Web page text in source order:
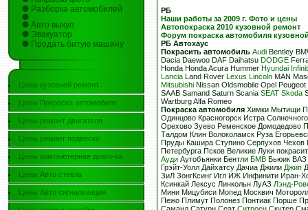
Разборка автомобилей
Авто выкуп
Эвакуатор
Продать битую машину
Цены кузовной ремонт
Цены Покраска автомобиля
Цены ремонт двигателя
Цены ремонт подвески
Цены компьютерная диагн-ка
Цены Авто стекла
Цены Авто сигнализации
РБ
Наши работы за 2009 г. Фото и цены
Автопокраска 2010 кузовной ремонт
Форум покраска автомобиля
РБ Автохаус
Покрасить автомобиль Audi Bentley
Dacia Daewoo DAF Daihatsu DODGE
Honda Honda Acura Hummer Hyundai
Lancia Land Rover Lexus Lincoln MAN
Mitsubishi Nissan Oldsmobile Opel
SAAB Samand Saturn Scania SEAT Skoda
Wartburg Alfa Romeo
Покраска автомобиля Химки Мытищи
Одинцово Красногорск Истра
Орехово Зуево Ременское Домодедово
Талдом Клин Волоколамск Руза
Пруды Кашира Ступино Серпухов
Петербурга Псков Великие Луки
Ауди Аутобъянки Бентли БМВ Бьюик ВАЗ
Грэйт-Уолл Дайхатсу Дачиа Джили Джип
ЗиЛ ЗонгКсинг Игл ИЖ Инфинити Иран-
Ксинкай Лексус Линкольн ЛуАЗ Лэнд-
Мини Мицубиси Мопед Москвич
Пежо Плимут Полонез Понтиак Порше